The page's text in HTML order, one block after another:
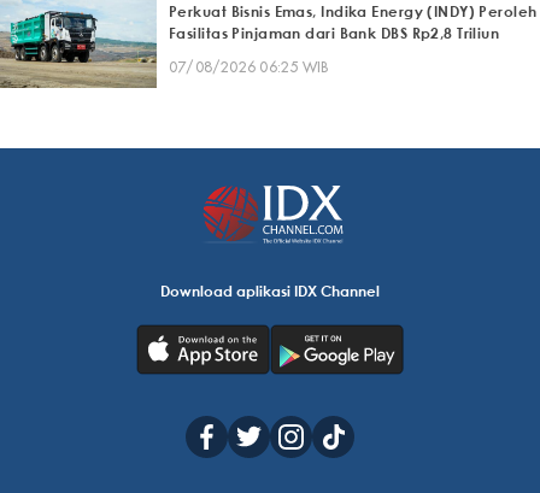
Perkuat Bisnis Emas, Indika Energy (INDY) Peroleh
Fasilitas Pinjaman dari Bank DBS Rp2,8 Triliun
07/08/2026 06:25 WIB
Download aplikasi IDX Channel